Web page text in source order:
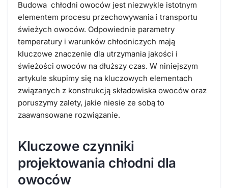
Budowa chłodni owoców jest niezwykle istotnym
elementem procesu przechowywania i transportu
świeżych owoców. Odpowiednie parametry
temperatury i warunków chłodniczych mają
kluczowe znaczenie dla utrzymania jakości i
świeżości owoców na dłuższy czas. W niniejszym
artykule skupimy się na kluczowych elementach
związanych z konstrukcją składowiska owoców oraz
poruszymy zalety, jakie niesie ze sobą to
zaawansowane rozwiązanie.
Kluczowe czynniki
projektowania chłodni dla
owoców